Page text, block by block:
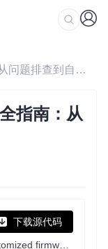
/ Atmosphere固件升级完全指南：从问题排查到自动化方案
指南：从
下载源代码